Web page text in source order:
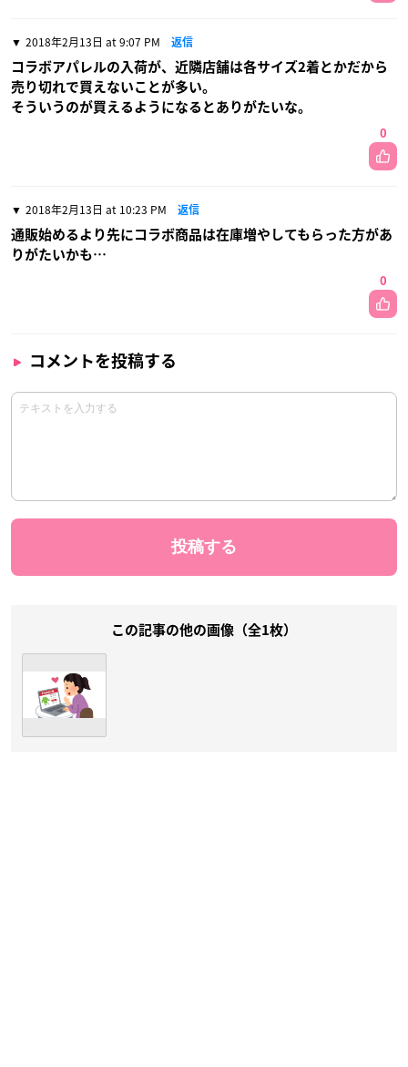
2018年2月13日 at 9:07 PM 返信
コラボアパレルの入荷が、近隣店舗は各サイズ2着とかだから
売り切れで買えないことが多い。
そういうのが買えるようになるとありがたいな。
0
2018年2月13日 at 10:23 PM 返信
通販始めるより先にコラボ商品は在庫増やしてもらった方があ
りがたいかも…
0
コメントを投稿する
この記事の他の画像（全1枚）